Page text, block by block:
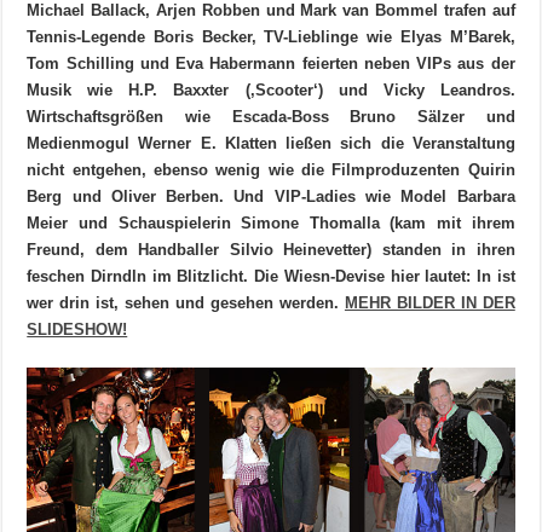
Michael Ballack, Arjen Robben und Mark van Bommel trafen auf
Tennis-Legende Boris Becker, TV-Lieblinge wie Elyas M’Barek,
Tom Schilling und Eva Habermann feierten neben VIPs aus der
Musik wie H.P. Baxxter (‚Scooter‘) und Vicky Leandros.
Wirtschaftsgrößen wie Escada-Boss Bruno Sälzer und
Medienmogul Werner E. Klatten ließen sich die Veranstaltung
nicht entgehen, ebenso wenig wie die Filmproduzenten Quirin
Berg und Oliver Berben. Und VIP-Ladies wie Model Barbara
Meier und Schauspielerin Simone Thomalla (kam mit ihrem
Freund, dem Handballer Silvio Heinevetter) standen in ihren
feschen Dirndln im Blitzlicht. Die Wiesn-Devise hier lautet: In ist
wer drin ist, sehen und gesehen werden. MEHR BILDER IN DER
SLIDESHOW!